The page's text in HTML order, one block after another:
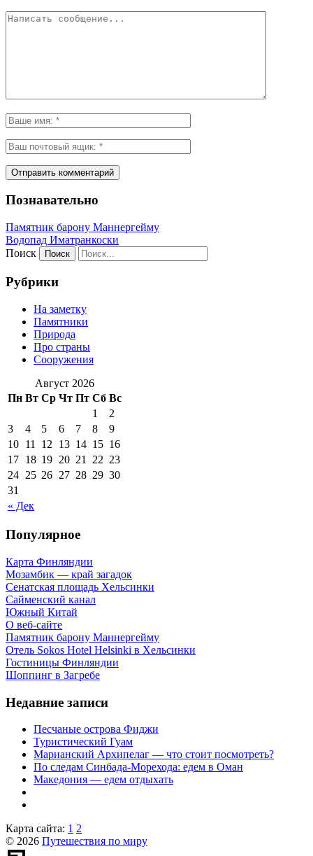
Познавательно
Памятник барону Маннергейму
Водопад Иматранкоски
Поиск
Рубрики
На заметку
Памятники
Природа
Про страны
Сооружения
Август 2026
Пн Вт Ср Чт Пт Сб Вс
« Дек
1
2
3
4 5 6 7 8
9
10 11 12 13 14 15 16
17 18 19 20 21 22 23
24 25 26 27 28 29 30
31
Популярное
Карта Финляндии
Мозамбик — край загадок
Сенатская площадь Хельсинки
Сайменский канал
Южный Китай
О веб-сайте
Памятник барону Маннергейму
Отель Sokos Hotel Helsinki в Хельсинки
Гостиницы Финляндии
Шоппинг в Загребе
Недавние записи
Песчаные острова Фиджи
Туристический Гуам
Марианский Архипелаг — что стоит посмотреть?
По следам Синбада-Морехода: едем в Оман
Македония — едем отдыхать
Карта сайта: 1 2
© 2026 Путешествия по миру